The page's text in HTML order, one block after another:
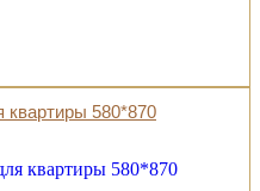
квартиры 580*870